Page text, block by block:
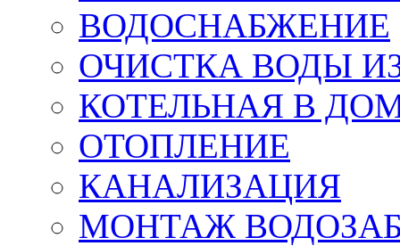
ВОДОСНАБЖЕНИЕ
ОЧИСТКА ВОДЫ
КОТЕЛЬНАЯ В
ОТОПЛЕНИЕ
КАНАЛИЗАЦИЯ
МОНТАЖ